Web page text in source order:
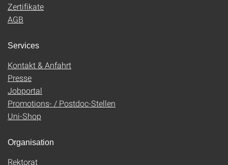
Zertifikate
AGB
Services
Kontakt & Anfahrt
Presse
Jobportal
Promotions- / Postdoc-Stellen
Uni-Shop
Organisation
Rektorat